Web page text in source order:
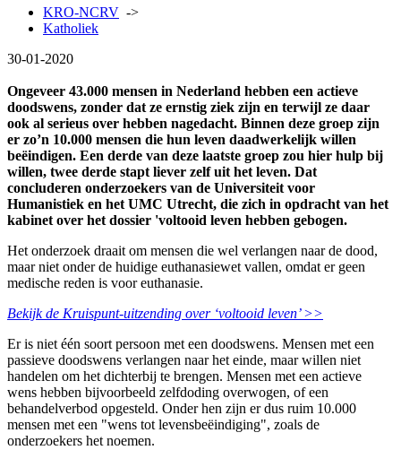
KRO-NCRV ->
Katholiek
30-01-2020
Ongeveer 43.000 mensen in Nederland hebben een actieve
doodswens, zonder dat ze ernstig ziek zijn en terwijl ze daar
ook al serieus over hebben nagedacht. Binnen deze groep zijn
er zo’n 10.000 mensen die hun leven daadwerkelijk willen
beëindigen. Een derde van deze laatste groep zou hier hulp bij
willen, twee derde stapt liever zelf uit het leven. Dat
concluderen onderzoekers van de Universiteit voor
Humanistiek en het UMC Utrecht, die zich in opdracht van het
kabinet over het dossier 'voltooid leven hebben gebogen.
Het onderzoek draait om mensen die wel verlangen naar de dood,
maar niet onder de huidige euthanasiewet vallen, omdat er geen
medische reden is voor euthanasie.
Bekijk de Kruispunt-uitzending over ‘voltooid leven’ >>
Er is niet één soort persoon met een doodswens. Mensen met een
passieve doodswens verlangen naar het einde, maar willen niet
handelen om het dichterbij te brengen. Mensen met een actieve
wens hebben bijvoorbeeld zelfdoding overwogen, of een
behandelverbod opgesteld. Onder hen zijn er dus ruim 10.000
mensen met een "wens tot levensbeëindiging", zoals de
onderzoekers het noemen.